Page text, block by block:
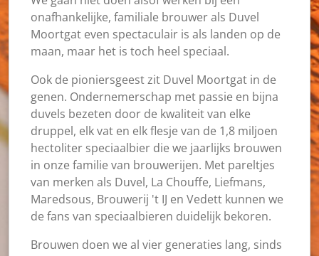
onafhankelijke, familiale brouwer als Duvel
Moortgat even spectaculair is als landen op de
maan, maar het is toch heel speciaal.
Ook de pioniersgeest zit Duvel Moortgat in de
genen. Ondernemerschap met passie en bijna
duvels bezeten door de kwaliteit van elke
druppel, elk vat en elk flesje van de 1,8 miljoen
hectoliter speciaalbier die we jaarlijks brouwen
in onze familie van brouwerijen. Met pareltjes
van merken als Duvel, La Chouffe, Liefmans,
Maredsous, Brouwerij 't IJ en Vedett kunnen we
de fans van speciaalbieren duidelijk bekoren.
Brouwen doen we al vier generaties lang, sinds